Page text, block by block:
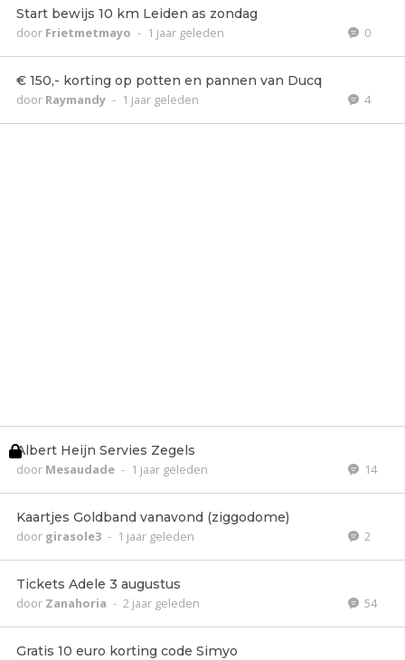
Start bewijs 10 km Leiden as zondag
door Frietmetmayo - 1 jaar geleden 0
€ 150,- korting op potten en pannen van Ducq
door Raymandy - 1 jaar geleden 4
Albert Heijn Servies Zegels
door Mesaudade - 1 jaar geleden 14
Kaartjes Goldband vanavond (ziggodome)
door girasole3 - 1 jaar geleden 2
Tickets Adele 3 augustus
door Zanahoria - 2 jaar geleden 54
Gratis 10 euro korting code Simyo